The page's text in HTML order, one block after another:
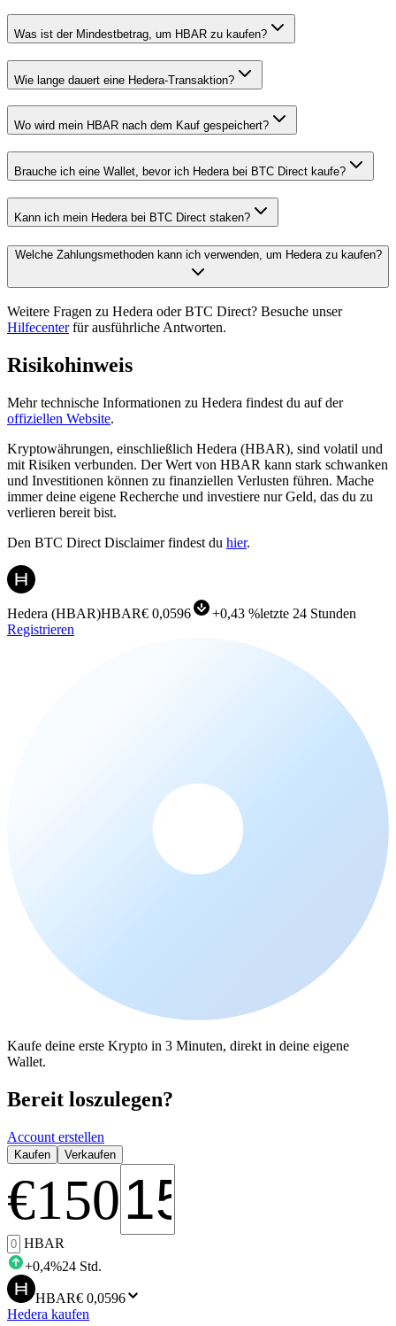
Was ist der Mindestbetrag, um HBAR zu kaufen?
Wie lange dauert eine Hedera-Transaktion?
Wo wird mein HBAR nach dem Kauf gespeichert?
Brauche ich eine Wallet, bevor ich Hedera bei BTC Direct kaufe?
Kann ich mein Hedera bei BTC Direct staken?
Welche Zahlungsmethoden kann ich verwenden, um Hedera zu kaufen?
Weitere Fragen zu Hedera oder BTC Direct? Besuche unser
Hilfecenterfür ausführliche Antworten.
Risikohinweis
Mehr technische Informationen zu Hedera findest du auf der
offiziellen Website.
Kryptowährungen, einschließlich Hedera (HBAR), sind volatil und
mit Risiken verbunden. Der Wert von HBAR kann stark schwanken
und Investitionen können zu finanziellen Verlusten führen. Mache
immer deine eigene Recherche und investiere nur Geld, das du zu
verlieren bereit bist.
Den BTC Direct Disclaimer findest du hier.
Hedera (HBAR)HBAR€ 0,0596 +0,43 %letzte 24 Stunden
Registrieren
Kaufe deine erste Krypto in 3 Minuten, direkt in deine eigene
Wallet.
Bereit loszulegen?
Account erstellen
Kaufen Verkaufen
€150
HBAR
+0,4%24 Std.
HBAR€ 0,0596
Hedera kaufen